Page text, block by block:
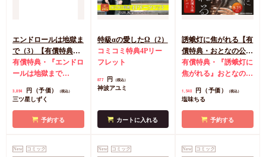
エンドロールは地獄ま
で（3）【有償特典・
小冊子＋箔押しA5ア
クリルボード】
有償特典・『エンドロ
ールは地獄まで
典・『エンドロールは
しA5アクリルボード
コミコミ特典8P小冊
風A5イラストカード
3,894 円（予価） （税込）
三ツ星しずく
予約する
特級αの愛したΩ（2）
コミコミ特典4Pリー
フレット
877 円 （税込）
神波アユミ
カートに入れる
誘蛾灯に焦がれる【有
償特典・おとなの公式
同人誌】
有償特典・『誘蛾灯に
焦がれる』おとなの公
典漫画ペーパー
1,540 円（予価） （税込）
塩味ちる
予約する
New コミック New コミック New コミック